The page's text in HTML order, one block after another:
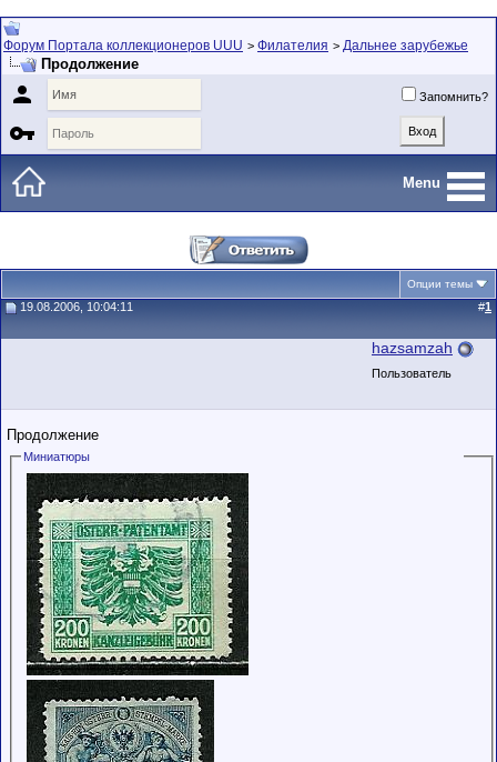
Форум Портала коллекционеров UUU > Филателия > Дальнее зарубежье
Продолжение
 Запомнить?

Menu
Опции темы
19.08.2006, 10:04:11 #1
hazsamzah
Пользователь
Продолжение
Миниатюры